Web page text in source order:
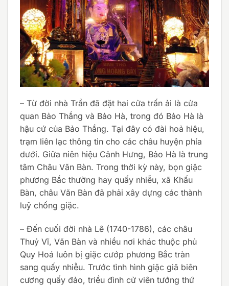
– Từ đời nhà Trần đã đặt hai cửa trấn ải là cửa
quan Bảo Thắng và Bảo Hà, trong đó Bảo Hà là
hậu cứ của Bảo Thắng. Tại đây có đài hoả hiệu,
trạm liên lạc thông tin cho các châu huyện phía
dưới. Giữa niên hiệu Cảnh Hưng, Bảo Hà là trung
tâm Châu Văn Bàn. Trong thời kỳ này, bọn giặc
phương Bắc thường hay quấy nhiễu, xã Khấu
Bàn, châu Văn Bàn đã phải xây dựng các thành
luỹ chống giặc.
– Đến cuối đời nhà Lê (1740-1786), các châu
Thuỷ Vĩ, Văn Bàn và nhiều nơi khác thuộc phủ
Quy Hoá luôn bị giặc cướp phương Bắc tràn
sang quấy nhiễu. Trước tình hình giặc giã biên
cương quấy đảo, triều đình cử viên tướng thứ